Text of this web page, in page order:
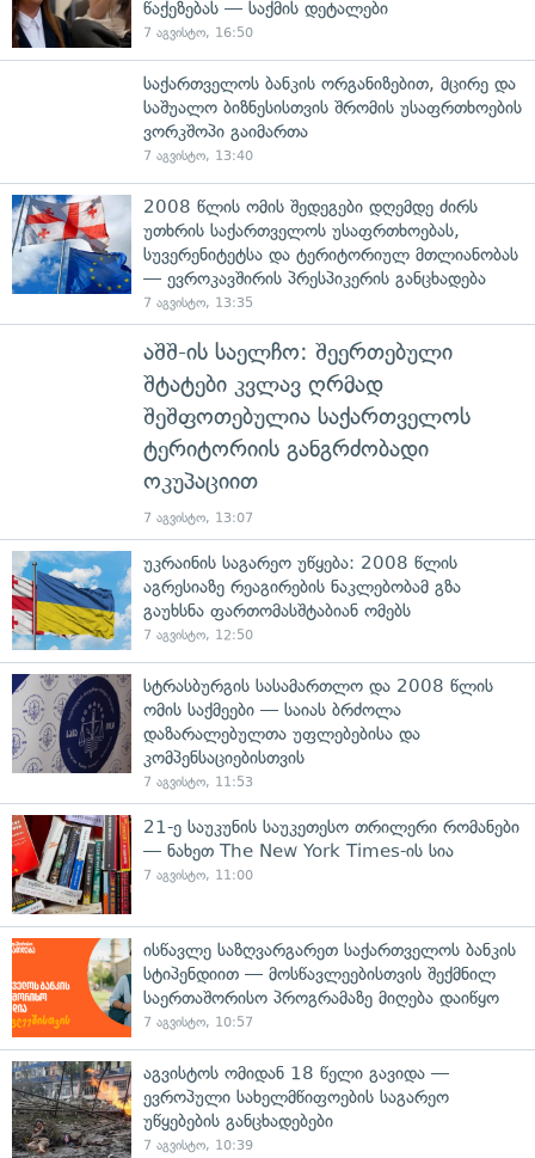
წაქეზებას — საქმის დეტალები
7 აგვისტო, 16:50
საქართველოს ბანკის ორგანიზებით, მცირე და
საშუალო ბიზნესისთვის შრომის უსაფრთხოების
ვორკშოპი გაიმართა
7 აგვისტო, 13:40
2008 წლის ომის შედეგები დღემდე ძირს
უთხრის საქართველოს უსაფრთხოებას,
სუვერენიტეტსა და ტერიტორიულ მთლიანობას
— ევროკავშირის პრესპიკერის განცხადება
7 აგვისტო, 13:35
აშშ-ის საელჩო: შეერთებული
შტატები კვლავ ღრმად
შეშფოთებულია საქართველოს
ტერიტორიის განგრძობადი
ოკუპაციით
7 აგვისტო, 13:07
უკრაინის საგარეო უწყება: 2008 წლის
აგრესიაზე რეაგირების ნაკლებობამ გზა
გაუხსნა ფართომასშტაბიან ომებს
7 აგვისტო, 12:50
სტრასბურგის სასამართლო და 2008 წლის
ომის საქმეები — საიას ბრძოლა
დაზარალებულთა უფლებებისა და
კომპენსაციებისთვის
7 აგვისტო, 11:53
21-ე საუკუნის საუკეთესო თრილერი რომანები
— ნახეთ The New York Times-ის სია
7 აგვისტო, 11:00
ისწავლე საზღვარგარეთ საქართველოს ბანკის
სტიპენდიით — მოსწავლეებისთვის შექმნილ
საერთაშორისო პროგრამაზე მიღება დაიწყო
7 აგვისტო, 10:57
აგვისტოს ომიდან 18 წელი გავიდა —
ევროპული სახელმწიფოების საგარეო
უწყებების განცხადებები
7 აგვისტო, 10:39